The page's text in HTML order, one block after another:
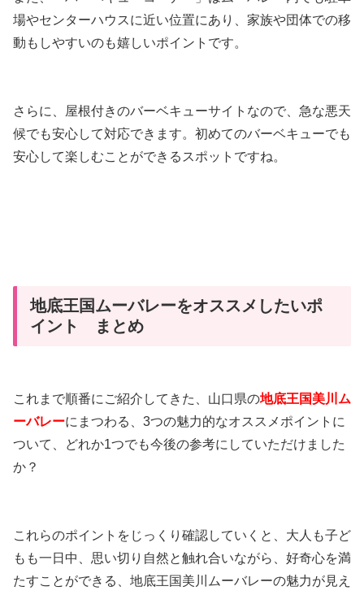
場やセンターハウスに近い位置にあり、家族や団体での移
動もしやすいのも嬉しいポイントです。
さらに、屋根付きのバーベキューサイトなので、急な悪天
候でも安心して対応できます。初めてのバーベキューでも
安心して楽しむことができるスポットですね。
地底王国ムーバレーをオススメしたいポ
イント まとめ
これまで順番にご紹介してきた、山口県の地底王国美川ム
ーバレーにまつわる、3つの魅力的なオススメポイントに
ついて、どれか1つでも今後の参考にしていただけました
か？
これらのポイントをじっくり確認していくと、大人も子ど
もも一日中、思い切り自然と触れ合いながら、好奇心を満
たすことができる、地底王国美川ムーバレーの魅力が見え